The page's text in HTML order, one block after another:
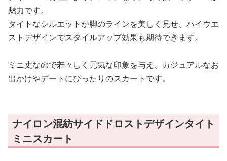
魅力です。
タイトなシルエットが脚のラインを美しく見せ、ハイウエ
ストデザインでスタイルアップ効果も期待できます。
ミニ丈なので若々しく元気な印象を与え、カジュアルなお
出かけやデートにぴったりのスカートです。
ナイロン混紡サイドドロストデザインタイト
ミニスカート